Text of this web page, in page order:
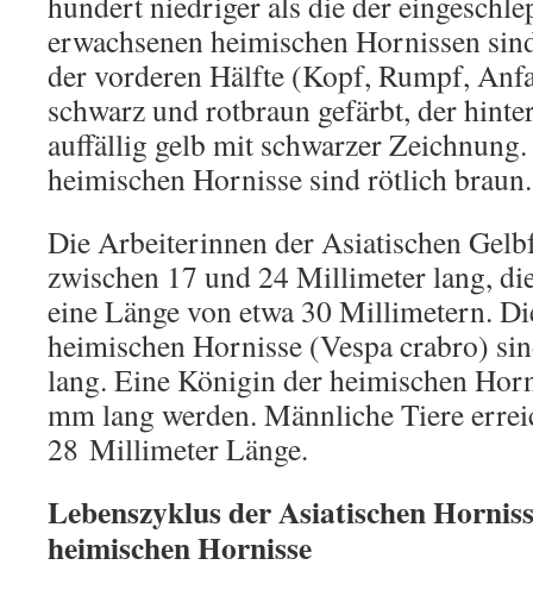
erwachsenen heimischen Hornissen
der vorderen Hälfte (Kopf, Rumpf,
schwarz und rotbraun gefärbt, der
auffällig gelb mit schwarzer
heimischen Hornisse sind rötlich braun.
Die Arbeiterinnen der Asiatischen
zwischen 17 und 24 Millimeter lang,
eine Länge von etwa 30 Millimetern.
heimischen Hornisse (Vespa crabro)
lang. Eine Königin der heimischen
mm lang werden. Männliche Tiere
28 Millimeter Länge.
Lebenszyklus der Asiatischen
heimischen Hornisse